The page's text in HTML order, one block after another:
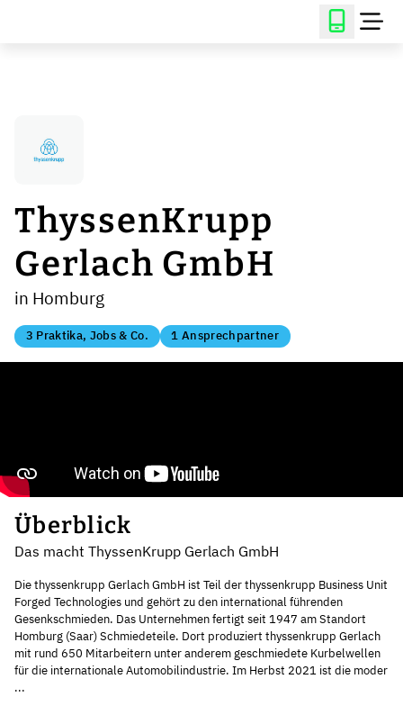
ThyssenKrupp
Gerlach GmbH
in Homburg
3 Praktika, Jobs & Co. 1 Ansprechpartner
Überblick
Das macht ThyssenKrupp Gerlach GmbH
Die thyssenkrupp Gerlach GmbH ist Teil der thyssenkrupp Business Unit
Forged Technologies und gehört zu den international führenden
Gesenkschmieden. Das Unternehmen fertigt seit 1947 am Standort
Homburg (Saar) Schmiedeteile. Dort produziert thyssenkrupp Gerlach
mit rund 650 Mitarbeitern unter anderem geschmiedete Kurbelwellen
für die internationale Automobilindustrie. Im Herbst 2021 ist die moder
...